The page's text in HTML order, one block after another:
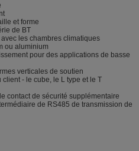
et forme
de BT
les chambres climatiques
ou aluminium
pour des applications de basse
verticales de soutien
- le cube, le L type et le T
contact de sécurité supplémentaire
de RS485 de transmission de